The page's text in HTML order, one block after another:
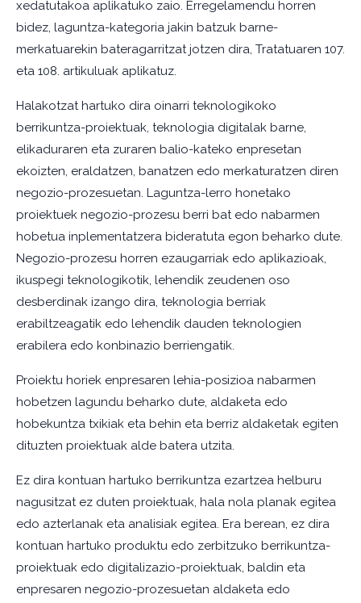
xedatutakoa aplikatuko zaio. Erregelamendu horren
bidez, laguntza-kategoria jakin batzuk barne-
merkatuarekin bateragarritzat jotzen dira, Tratatuaren 107.
eta 108. artikuluak aplikatuz.
Halakotzat hartuko dira oinarri teknologikoko
berrikuntza-proiektuak, teknologia digitalak barne,
elikaduraren eta zuraren balio-kateko enpresetan
ekoizten, eraldatzen, banatzen edo merkaturatzen diren
negozio-prozesuetan. Laguntza-lerro honetako
proiektuek negozio-prozesu berri bat edo nabarmen
hobetua inplementatzera bideratuta egon beharko dute.
Negozio-prozesu horren ezaugarriak edo aplikazioak,
ikuspegi teknologikotik, lehendik zeudenen oso
desberdinak izango dira, teknologia berriak
erabiltzeagatik edo lehendik dauden teknologien
erabilera edo konbinazio berriengatik.
Proiektu horiek enpresaren lehia-posizioa nabarmen
hobetzen lagundu beharko dute, aldaketa edo
hobekuntza txikiak eta behin eta berriz aldaketak egiten
dituzten proiektuak alde batera utzita.
Ez dira kontuan hartuko berrikuntza ezartzea helburu
nagusitzat ez duten proiektuak, hala nola planak egitea
edo azterlanak eta analisiak egitea. Era berean, ez dira
kontuan hartuko produktu edo zerbitzuko berrikuntza-
proiektuak edo digitalizazio-proiektuak, baldin eta
enpresaren negozio-prozesuetan aldaketa edo